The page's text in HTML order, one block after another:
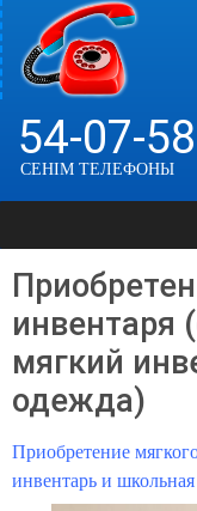
54-07-58
СЕНІМ ТЕЛЕФОНЫ
инвентаря
мягкий
одежда)
Приобретение
инвентарь и